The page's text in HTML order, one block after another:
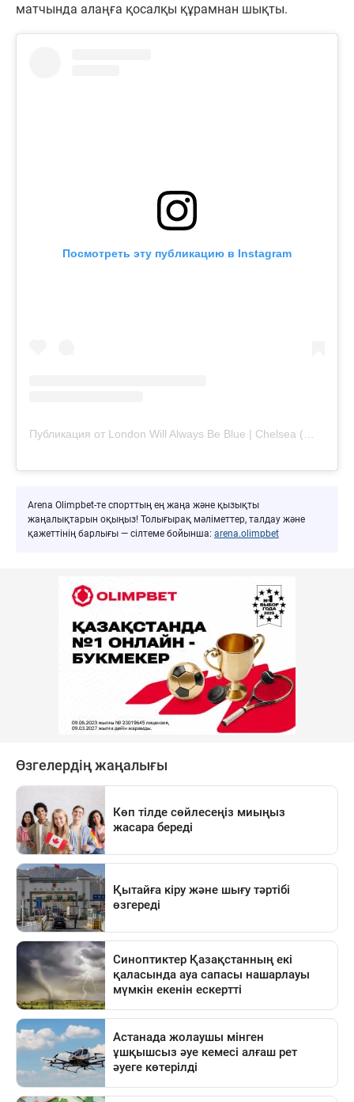
матчында алаңға қосалқы құрамнан шықты.
Посмотреть эту публикацию в Instagram
Arena Olimpbet-те спорттың ең жаңа және қызықты
жаңалықтарын оқыңыз! Толығырақ мәліметтер, талдау және
қажеттінің барлығы — сілтеме бойынша: arena.olimpbet